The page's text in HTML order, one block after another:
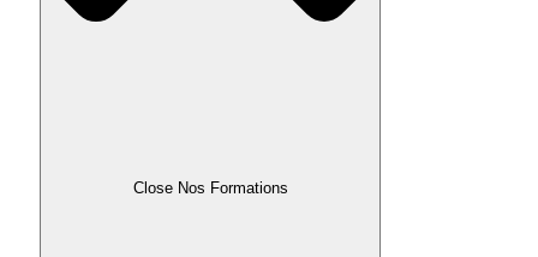
Close Nos Formations